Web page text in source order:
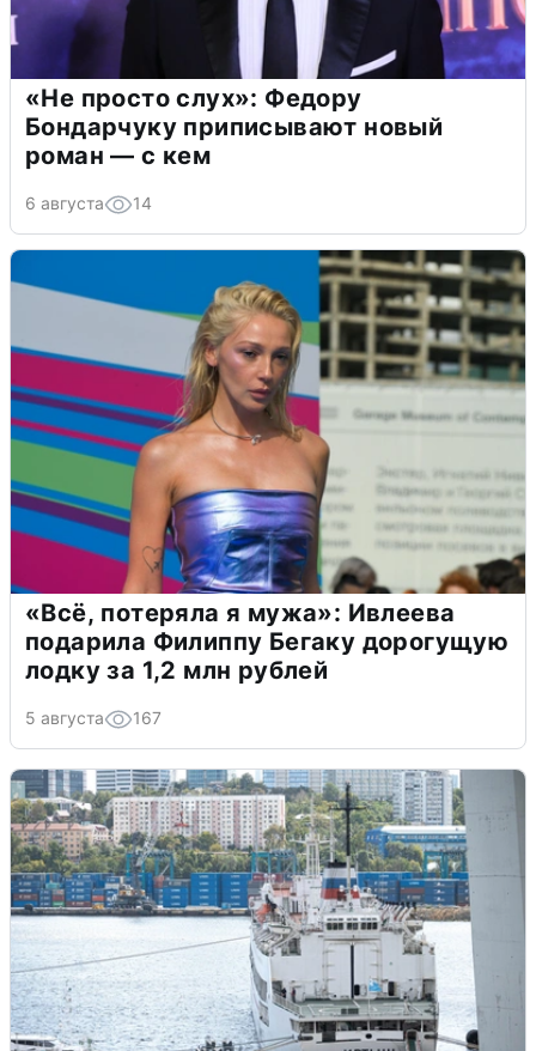
«Не просто слух»: Федору
Бондарчуку приписывают новый
роман — с кем
6 августа 14
«Всё, потеряла я мужа»: Ивлеева
подарила Филиппу Бегаку дорогущую
лодку за 1,2 млн рублей
5 августа 167